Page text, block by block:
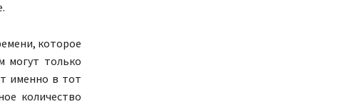
которое
могут только
именно в тот
количество